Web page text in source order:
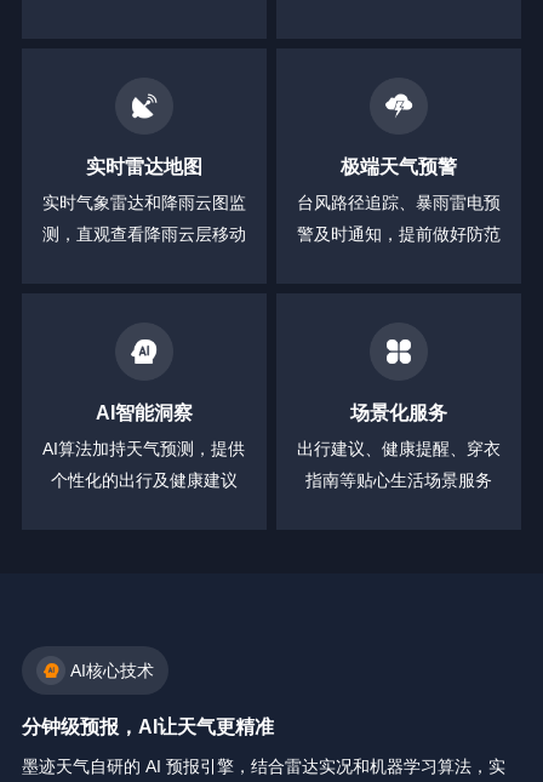
实时雷达地图
实时气象雷达和降雨云图监
测，直观查看降雨云层移动
极端天气预警
台风路径追踪、暴雨雷电预
警及时通知，提前做好防范
AI智能洞察
AI算法加持天气预测，提供
个性化的出行及健康建议
场景化服务
出行建议、健康提醒、穿衣
指南等贴心生活场景服务
AI核心技术
分钟级预报，AI让天气更精准
墨迹天气自研的 AI 预报引擎，结合雷达实况和机器学习算法，实